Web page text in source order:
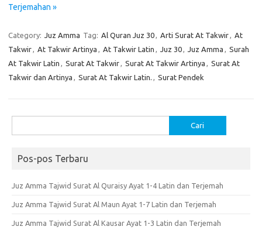
Terjemahan »
Category: Juz Amma Tag: Al Quran Juz 30, Arti Surat At Takwir, At
Takwir, At Takwir Artinya , At Takwir Latin , Juz 30, Juz Amma , Surah
At Takwir Latin , Surat At Takwir, Surat At Takwir Artinya , Surat At
Takwir dan Artinya , Surat At Takwir Latin. , Surat Pendek
untuk:
Pos-pos Terbaru
Juz Amma Tajwid Surat Al Quraisy Ayat 1-4 Latin dan Terjemah
Juz Amma Tajwid Surat Al Maun Ayat 1-7 Latin dan Terjemah
Juz Amma Tajwid Surat Al Kausar Ayat 1-3 Latin dan Terjemah